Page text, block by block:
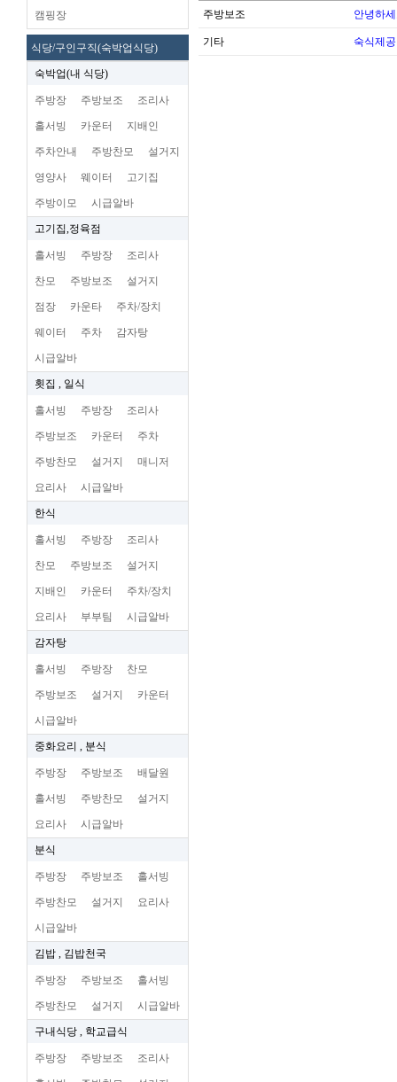
캠핑장
식당/구인구직(숙박업식당)
숙박업(내 식당)
주방장 주방보조 조리사
홀서빙 카운터 지배인
주차안내 주방찬모 설거지
영양사 웨이터 고기집
주방이모 시급알바
고기집,정육점
홀서빙 주방장 조리사
찬모 주방보조 설거지
점장 카운타 주차/장치
웨이터 주차 감자탕
시급알바
횟집 , 일식
홀서빙 주방장 조리사
주방보조 카운터 주차
주방찬모 설거지 매니저
요리사 시급알바
한식
홀서빙 주방장 조리사
찬모 주방보조 설거지
지배인 카운터 주차/장치
요리사 부부팀 시급알바
감자탕
홀서빙 주방장 찬모
주방보조 설거지 카운터
시급알바
중화요리 , 분식
주방장 주방보조 배달원
홀서빙 주방찬모 설거지
요리사 시급알바
분식
주방장 주방보조 홀서빙
주방찬모 설거지 요리사
시급알바
김밥 , 김밥천국
주방장 주방보조 홀서빙
주방찬모 설거지 시급알바
구내식당 , 학교급식
주방장 주방보조 조리사
주방보조 안녕하
기타 숙식제